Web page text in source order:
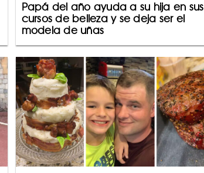
Papá del año ayuda a su hija en sus
cursos de belleza y se deja ser el
modela de uñas